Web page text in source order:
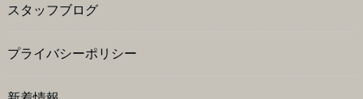
スタッフブログ
プライバシーポリシー